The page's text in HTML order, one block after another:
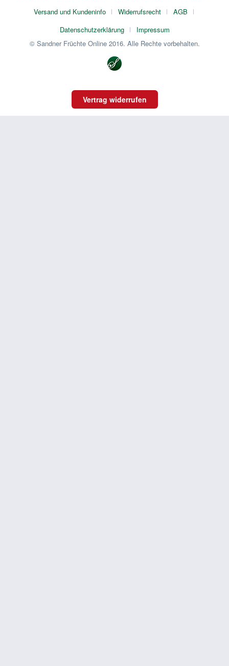
Versand und Kundeninfo
Widerrufsrecht
AGB
Datenschutzerklärung
Impressum
© Sandner Früchte Online 2016. Alle Rechte vorbehalten.
Vertrag widerrufen